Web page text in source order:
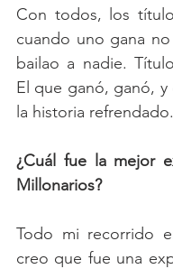
Con todos, los
cuando uno gana
bailao a nadie.
El que ganó, ganó,
la historia refrendado.
¿Cuál fue la mejor
Millonarios?
Todo mi recorrido
creo que fue una